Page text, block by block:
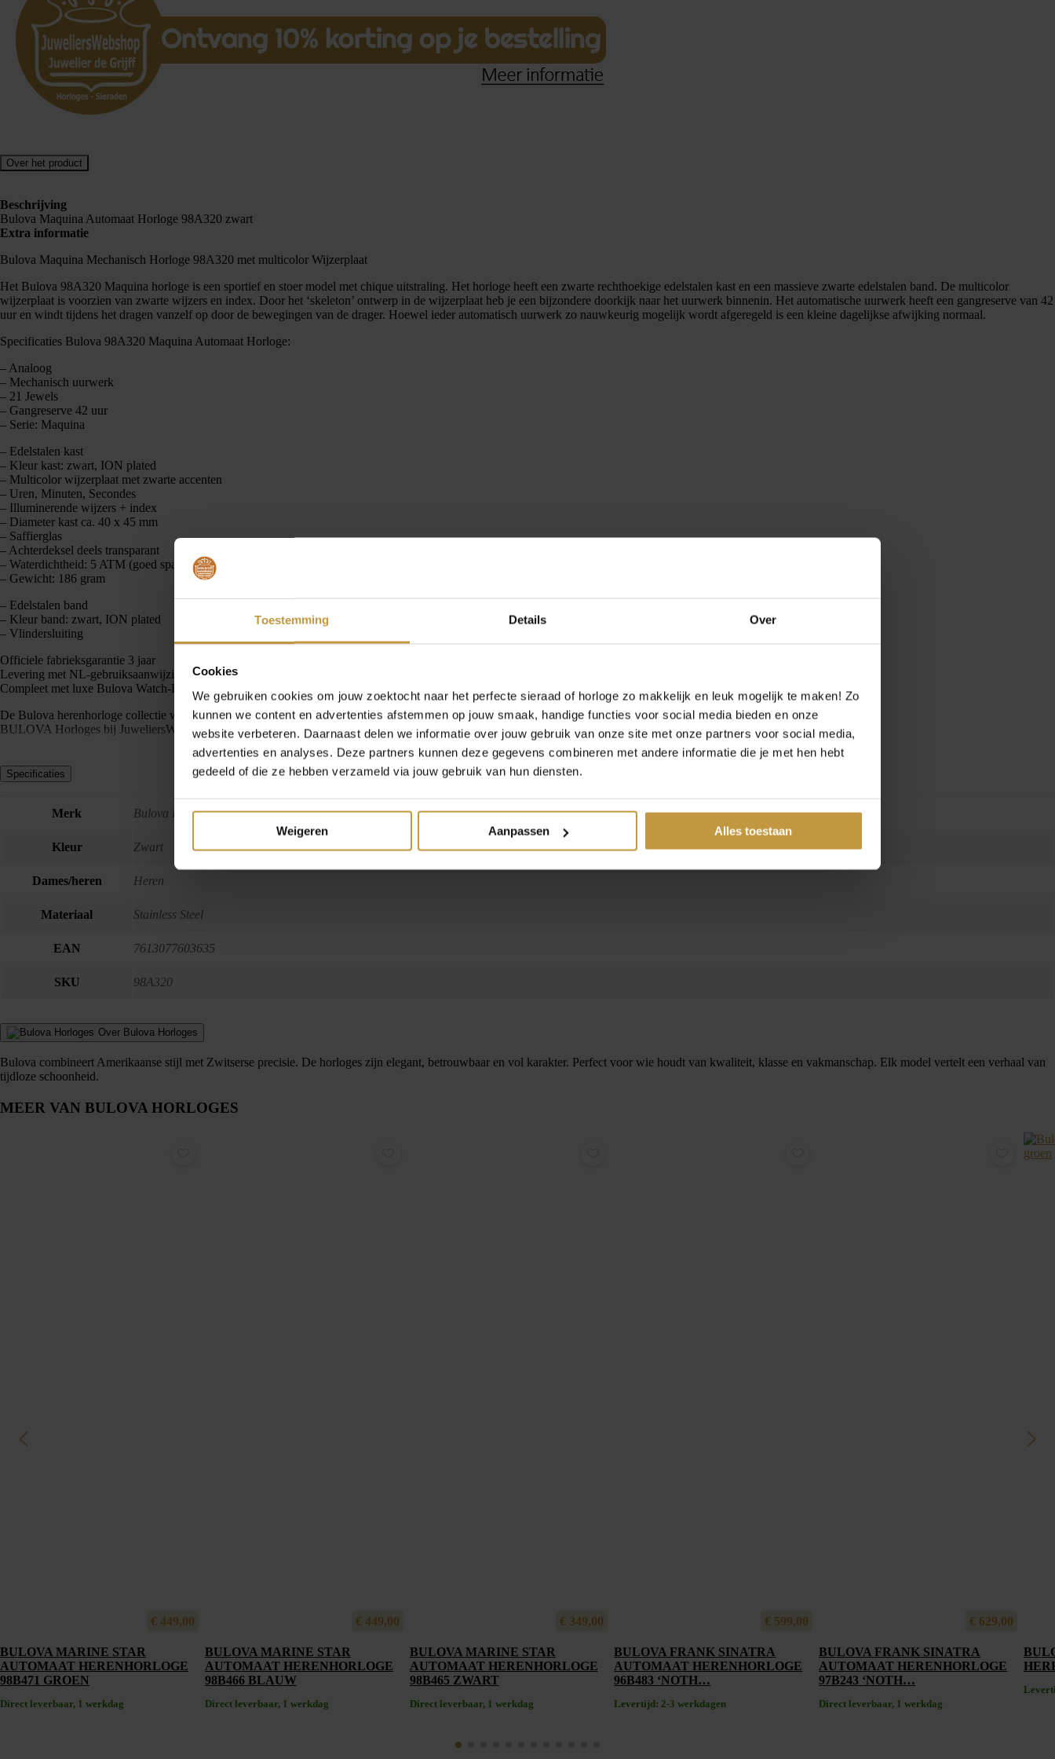
Toestemming Details Over
Cookies
We gebruiken cookies om jouw zoektocht naar het perfecte sieraad of horloge zo makkelijk en leuk mogelijk te maken! Zo
kunnen we content en advertenties afstemmen op jouw smaak, handige functies voor social media bieden en onze
website verbeteren. Daarnaast delen we informatie over jouw gebruik van onze site met onze partners voor social media,
advertenties en analyses. Deze partners kunnen deze gegevens combineren met andere informatie die je met hen hebt
gedeeld of die ze hebben verzameld via jouw gebruik van hun diensten.
Weigeren Aanpassen Alles toestaan
Over het product
Beschrijving
Bulova Maquina Automaat Horloge 98A320 zwart
Extra informatie
Bulova Maquina Mechanisch Horloge 98A320 met multicolor Wijzerplaat
Het Bulova 98A320 Maquina horloge is een sportief en stoer model met chique uitstraling. Het horloge heeft een zwarte rechthoekige edelstalen kast en een massieve zwarte edelstalen band. De multicolor
wijzerplaat is voorzien van zwarte wijzers en index. Door het ‘skeleton’ ontwerp in de wijzerplaat heb je een bijzondere doorkijk naar het uurwerk binnenin. Het automatische uurwerk heeft een gangreserve van 42
uur en windt tijdens het dragen vanzelf op door de bewegingen van de drager. Hoewel ieder automatisch uurwerk zo nauwkeurig mogelijk wordt afgeregeld is een kleine dagelijkse afwijking normaal.
Specificaties Bulova 98A320 Maquina Automaat Horloge:
– Analoog
– Mechanisch uurwerk
– 21 Jewels
– Gangreserve 42 uur
– Serie: Maquina
– Edelstalen kast
– Kleur kast: zwart, ION plated
– Multicolor wijzerplaat met zwarte accenten
– Uren, Minuten, Secondes
– Illuminerende wijzers + index
– Diameter kast ca. 40 x 45 mm
– Saffierglas
– Achterdeksel deels transparant
– Waterdichtheid: 5 ATM (goed spatwaterdicht)
– Gewicht: 186 gram
– Edelstalen band
– Kleur band: zwart, ION plated
– Vlindersluiting
Officiele fabrieksgarantie 3 jaar
Levering met NL-gebruiksaanwijzing
Compleet met luxe Bulova Watch-Box
De Bulova herenhorloge collectie wordt verzorgd door Officieel Bulova dealer de Grijff Juweliers Zutphen.
BULOVA Horloges bij JuweliersWebshop.nl – GRATIS verzekerde verzending in Nederland.
Specificaties
Merk Bulova Horloges
Kleur Zwart
Dames/heren Heren
Materiaal Stainless Steel
EAN 7613077603635
SKU 98A320
Over Bulova Horloges
Bulova combineert Amerikaanse stijl met Zwitserse precisie. De horloges zijn elegant, betrouwbaar en vol karakter. Perfect voor wie houdt van kwaliteit, klasse en vakmanschap. Elk model vertelt een verhaal van
tijdloze schoonheid.
MEER VAN BULOVA HORLOGES
€449,00
BULOVA MARINE STAR
AUTOMAAT HERENHORLOGE
98B471 GROEN
Direct leverbaar, 1 werkdag
€449,00
BULOVA MARINE STAR
AUTOMAAT HERENHORLOGE
98B466 BLAUW
Direct leverbaar, 1 werkdag
€ 349,00
BULOVA MARINE STAR
AUTOMAAT HERENHORLOGE
98B465 ZWART
Direct leverbaar, 1 werkdag
€ 599,00
BULOVA FRANK SINATRA
AUTOMAAT HERENHORLOGE
96B483 ‘NOTH…
Levertijd: 2-3 werkdagen
€629,00
BULOVA FRANK SINATRA
AUTOMAAT HERENHORLOGE
97B243 ‘NOTH…
Direct leverbaar, 1 werkdag